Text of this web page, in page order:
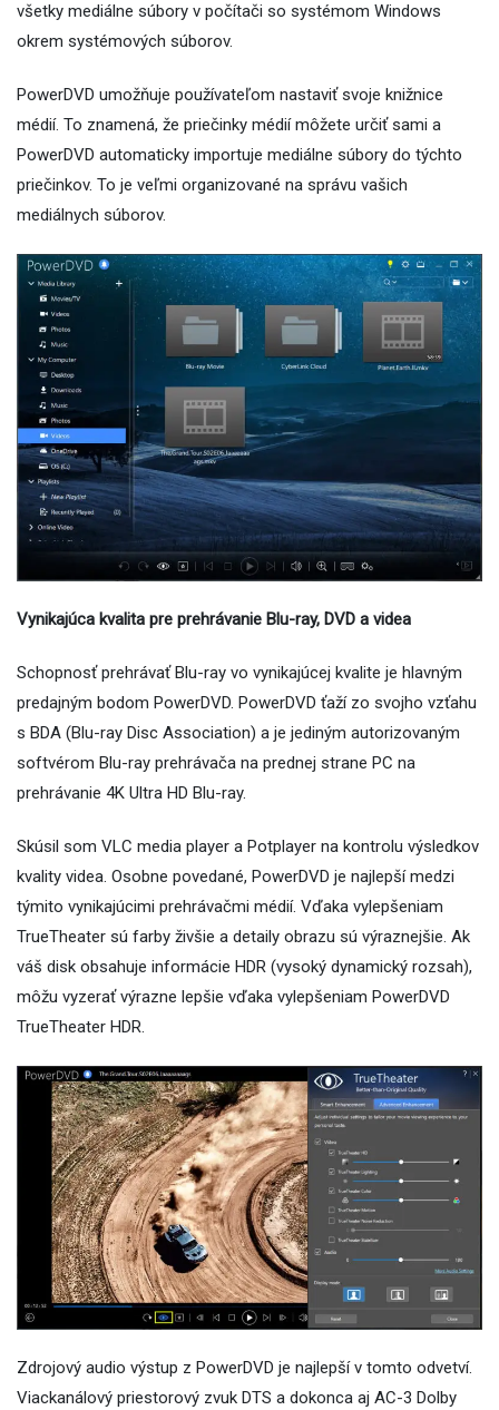
všetky mediálne súbory v počítači so systémom Windows
okrem systémových súborov.
PowerDVD umožňuje používateľom nastaviť svoje knižnice
médií. To znamená, že priečinky médií môžete určiť sami a
PowerDVD automaticky importuje mediálne súbory do týchto
priečinkov. To je veľmi organizované na správu vašich
mediálnych súborov.
Vynikajúca kvalita pre prehrávanie Blu-ray, DVD a videa
Schopnosť prehrávať Blu-ray vo vynikajúcej kvalite je hlavným
predajným bodom PowerDVD. PowerDVD ťaží zo svojho vzťahu
s BDA (Blu-ray Disc Association) a je jediným autorizovaným
softvérom Blu-ray prehrávača na prednej strane PC na
prehrávanie 4K Ultra HD Blu-ray.
Skúsil som VLC media player a Potplayer na kontrolu výsledkov
kvality videa. Osobne povedané, PowerDVD je najlepší medzi
týmito vynikajúcimi prehrávačmi médií. Vďaka vylepšeniam
TrueTheater sú farby živšie a detaily obrazu sú výraznejšie. Ak
váš disk obsahuje informácie HDR (vysoký dynamický rozsah),
môžu vyzerať výrazne lepšie vďaka vylepšeniam PowerDVD
TrueTheater HDR.
Zdrojový audio výstup z PowerDVD je najlepší v tomto odvetví.
Viackanálový priestorový zvuk DTS a dokonca aj AC-3 Dolby